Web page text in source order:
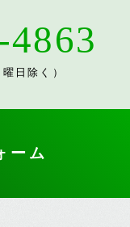
日除く）
ーム